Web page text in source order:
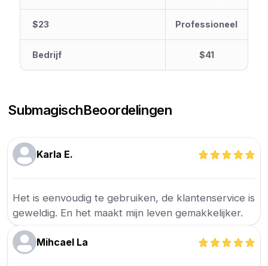
$23 Professioneel
Bedrijf $41
SubmagischBeoordelingen
Karla E.
Het is eenvoudig te gebruiken, de klantenservice is
geweldig. En het maakt mijn leven gemakkelijker.
Mihcael La